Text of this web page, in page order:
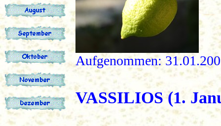
Aufgenommen:
VASSILIOS (1.